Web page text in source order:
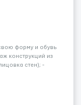
форму и обувь
конструкций из
стен); -
-